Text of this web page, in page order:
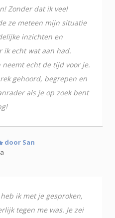
Zonder dat ik veel
ze meteen mijn situatie
inzichten en
ik echt wat aan had.
echt de tijd voor je.
gehoord, begrepen en
als je op zoek bent
door San
ik met je gesproken,
tegen me was. Je zei